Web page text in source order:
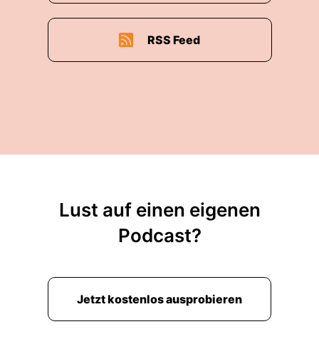
RSS Feed
Lust auf einen eigenen
Podcast?
Jetzt kostenlos ausprobieren